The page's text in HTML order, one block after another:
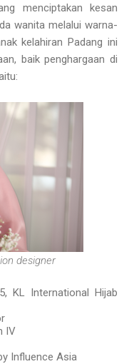
menciptakan kesan
wanita melalui warna-
kelahiran Padang ini
baik penghargaan di
designer
KL International Hijab
IV
Influence Asia